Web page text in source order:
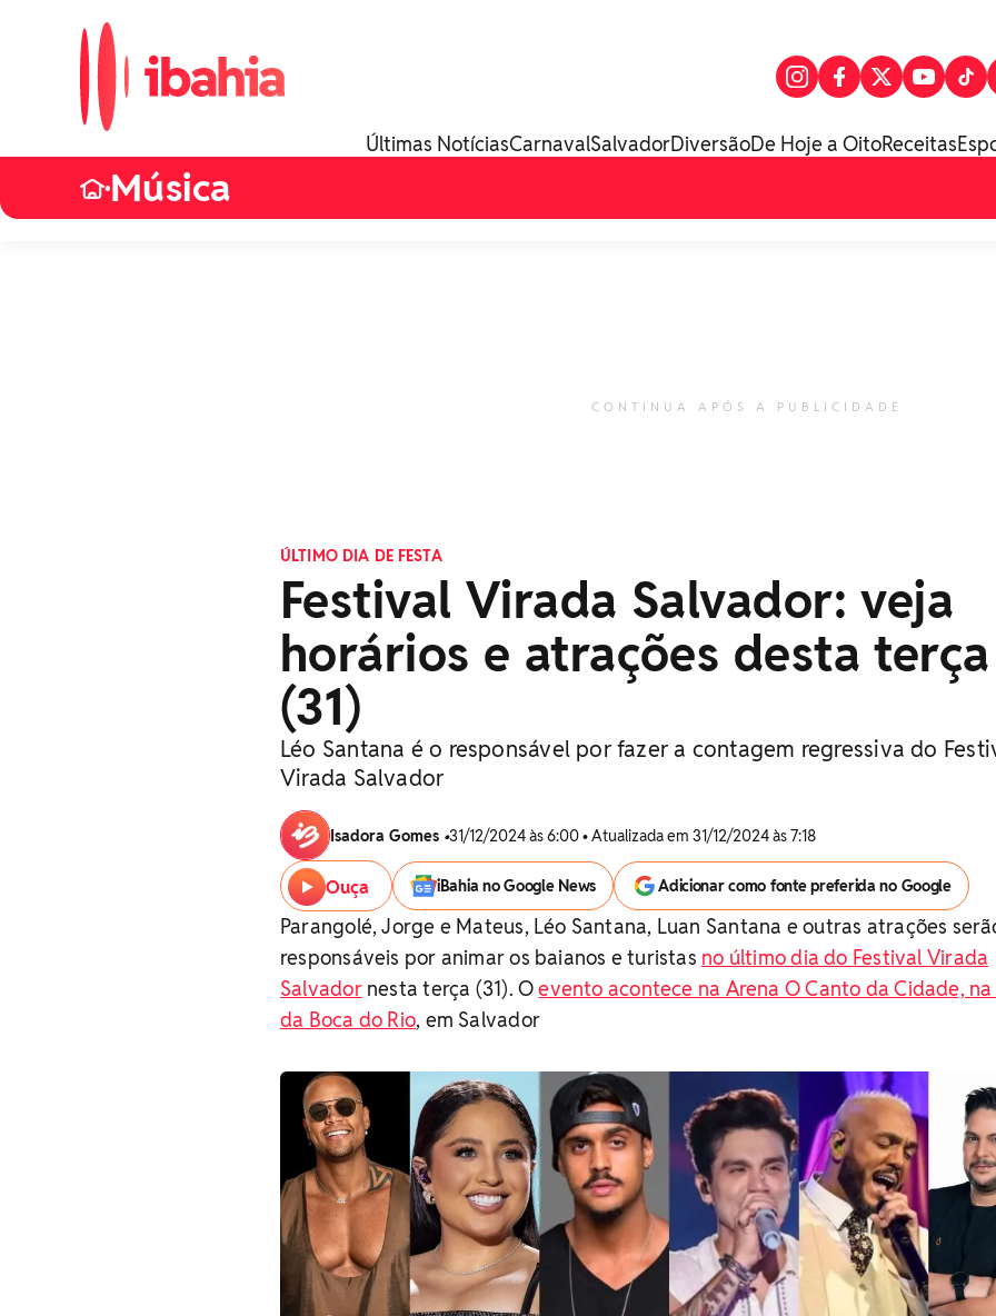
Últimas NotíciasCarnavalSalvadorDiversãoDe Hoje a OitoReceitas
•Música
CONTINUA APÓS A PUBLICIDADE
ÚLTIMO DIA DE FESTA
Festival Virada Salvador: veja
horários e atrações desta terça
(31)
Léo Santana é o responsável por fazer a contagem regressiva do
Virada Salvador
Isadora Gomes •31/12/2024 às 6:00 • Atualizada em 31/12/2024 às 7:18
Ouça iBahia no Google News Adicionar como fonte preferida no Google
Parangolé, Jorge e Mateus, Léo Santana, Luan Santana e outras atrações
responsáveis por animar os baianos e turistas no último dia do Festival Virada
Salvadornesta terça (31). Oevento acontece na Arena O Canto da Cidade, na
da Boca do Rio, em Salvador